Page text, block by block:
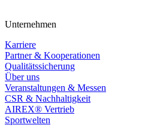
Unternehmen
Karriere
Partner & Kooperationen
Qualitätssicherung
Über uns
Veranstaltungen & Messen
CSR & Nachhaltigkeit
AIREX® Vertrieb
Sportwelten